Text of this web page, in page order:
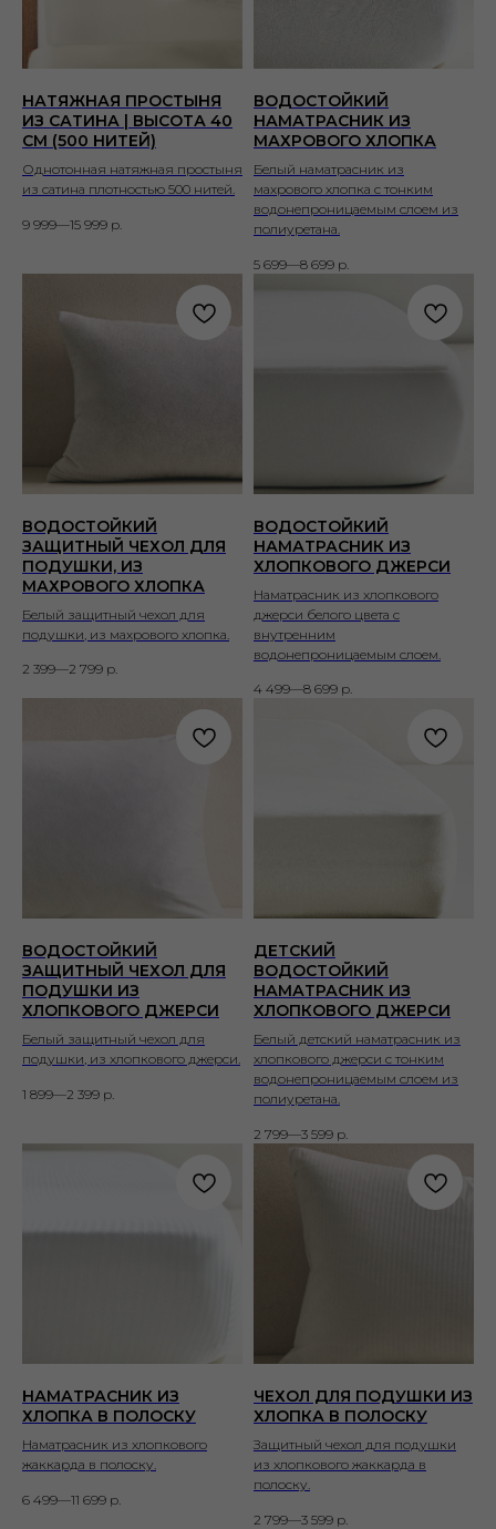
НАТЯЖНАЯ ПРОСТЫНЯ
ИЗ САТИНА | ВЫСОТА 40
СМ (500 НИТЕЙ)
Однотонная натяжная простыня
из сатина плотностью 500 нитей.
9 999—15 999 р.
ВОДОСТОЙКИЙ
НАМАТРАСНИК ИЗ
МАХРОВОГО ХЛОПКА
Белый наматрасник из
махрового хлопка с тонким
водонепроницаемым слоем из
полиуретана.
5 699—8 699 р.
ВОДОСТОЙКИЙ
ЗАЩИТНЫЙ ЧЕХОЛ ДЛЯ
ПОДУШКИ, ИЗ
МАХРОВОГО ХЛОПКА
Белый защитный чехол для
подушки, из махрового хлопка.
2 399—2 799 р.
ВОДОСТОЙКИЙ
НАМАТРАСНИК ИЗ
ХЛОПКОВОГО ДЖЕРСИ
Наматрасник из хлопкового
джерси белого цвета с
внутренним
водонепроницаемым слоем.
4 499—8 699 р.
ВОДОСТОЙКИЙ
ЗАЩИТНЫЙ ЧЕХОЛ ДЛЯ
ПОДУШКИ ИЗ
ХЛОПКОВОГО ДЖЕРСИ
Белый защитный чехол для
подушки, из хлопкового джерси.
1 899—2 399 р.
ДЕТСКИЙ
ВОДОСТОЙКИЙ
НАМАТРАСНИК ИЗ
ХЛОПКОВОГО ДЖЕРСИ
Белый детский наматрасник из
хлопкового джерси с тонким
водонепроницаемым слоем из
полиуретана.
2 799—3 599 р.
НАМАТРАСНИК ИЗ
ХЛОПКА В ПОЛОСКУ
Наматрасник из хлопкового
жаккарда в полоску.
6 499—11 699 р.
ЧЕХОЛ ДЛЯ ПОДУШКИ ИЗ
ХЛОПКА В ПОЛОСКУ
Защитный чехол для подушки
из хлопкового жаккарда в
полоску.
2 799—3 599 р.